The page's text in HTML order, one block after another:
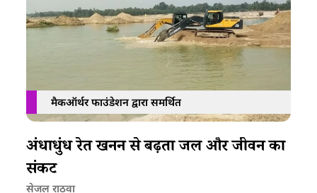
मैकऑर्थर फाउंडेशन द्वारा समर्थित
अंधाधुंध रेत खनन से बढ़ता जल और जीवन का
संकट
सेजल राठवा